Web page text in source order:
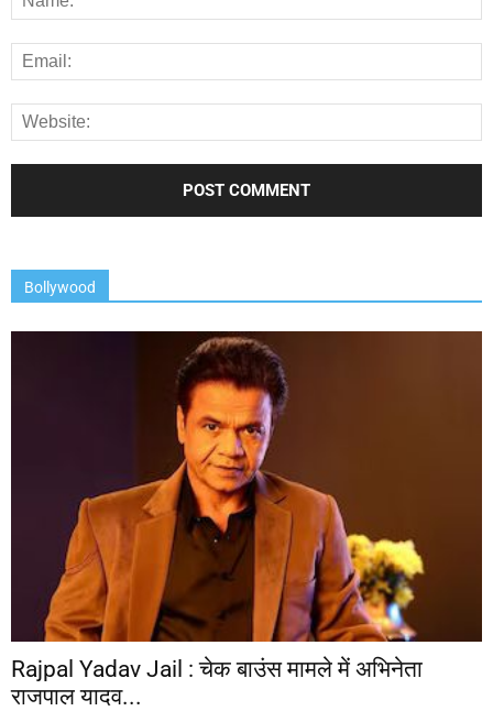
Bollywood
Rajpal Yadav Jail : चेक बाउंस मामले में अभिनेता
राजपाल यादव...